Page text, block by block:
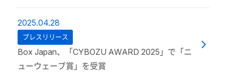
2025.04.28
プレスリリース
Box Japan、「CYBOZU AWARD 2025」で「ニ
ューウェーブ賞」を受賞